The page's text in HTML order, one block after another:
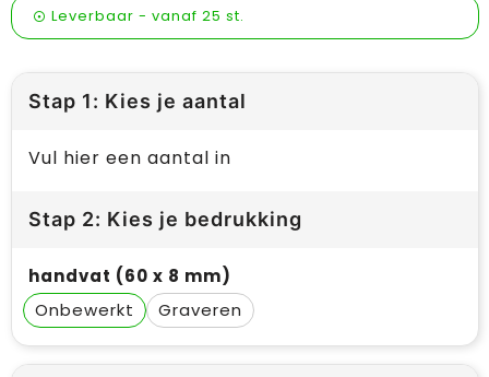
Leverbaar - vanaf 25 st.
Stap 1: Kies je aantal
Vul hier een aantal in
Stap 2: Kies je bedrukking
handvat (60 x 8 mm)
Onbewerkt
Graveren